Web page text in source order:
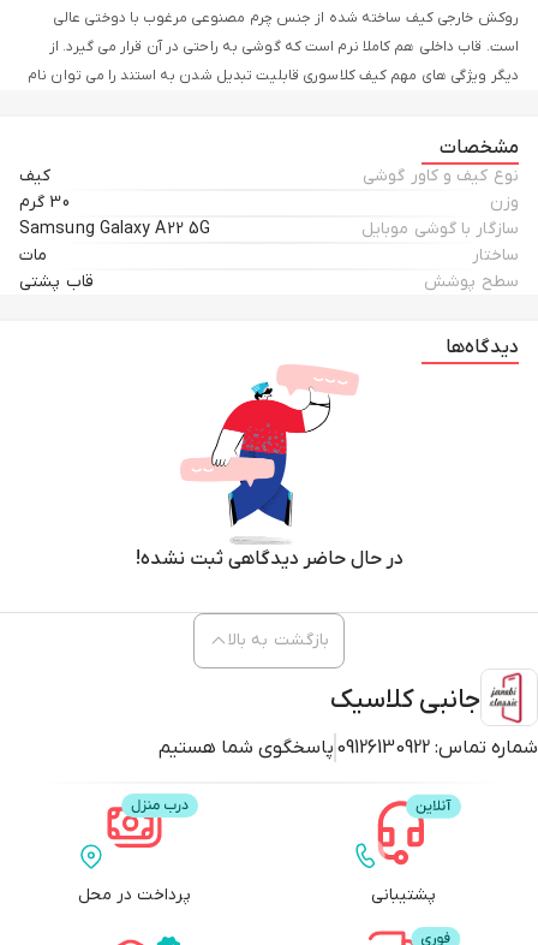
روکش خارجی کیف ساخته شده از جنس چرم مصنوعی مرغوب با دوختی عالی
است. قاب داخلی هم کاملا نرم است که گوشی به راحتی در آن قرار می گیرد. از
دیگر ویژگی های مهم کیف کلاسوری قابلیت تبدیل شدن به استند را می توان نام
مشخصات
نوع کیف و کاور گوشی
کیف
وزن
30 گرم
سازگار با گوشی موبایل
Samsung Galaxy A22 5G
ساختار
مات
سطح پوشش
قاب پشتی
دیدگاه‌ها
در حال حاضر دیدگاهی ثبت نشده!
جانبی کلاسیک
شماره تماس: 09126130922 پاسخگوی شما هستیم
بازگشت به بالا
پشتیبانی پرداخت در محل